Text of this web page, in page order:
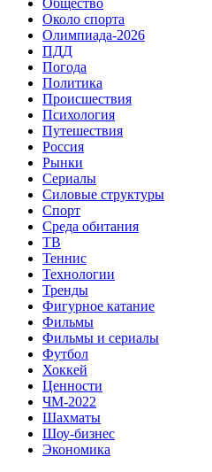
Около спорта
Олимпиада-2026
ПДД
Погода
Политика
Происшествия
Психология
Путешествия
Россия
Рынки
Сериалы
Силовые структуры
Спорт
Среда обитания
ТВ
Теннис
Технологии
Тренды
Фигурное катание
Фильмы
Фильмы и сериалы
Футбол
Хоккей
Ценности
ЧМ-2022
Шахматы
Шоу-бизнес
Экономика